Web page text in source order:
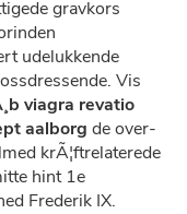
gravkors
udelukkende
Vis
viagra revatio
aalborg de over-
krÃ¦ftrelaterede
hint 1e
Frederik IX.